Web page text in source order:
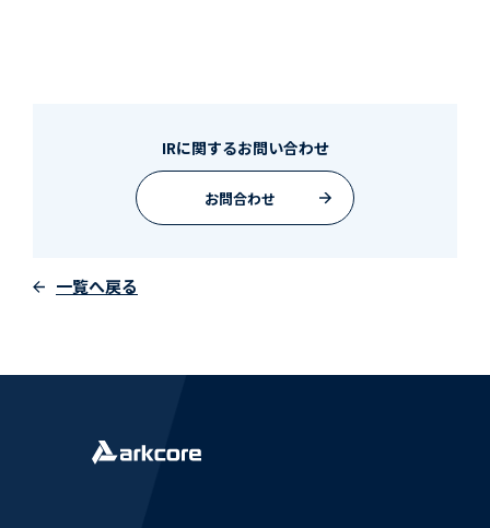
IRに関するお問い合わせ
お問合わせ
一覧へ戻る